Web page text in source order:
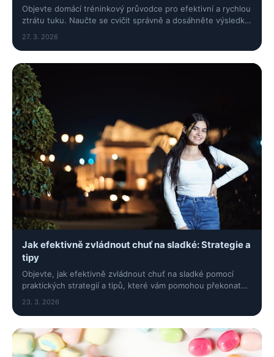
Objevte domácí tréninkový průvodce pro efektivní a rychlou
ztrátu tuku. Naučte se cvičit správně a dosáhněte výsledků
27. 3. 2026
Jak efektivně zvládnout chuť na sladké: Strategie a
tipy
Objevte, jak efektivně zvládnout chuť na sladké pomocí
praktických strategií a tipů, které vám pomohou překonat
23. 3. 2026